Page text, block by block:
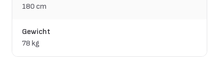
180 cm
Gewicht
78 kg